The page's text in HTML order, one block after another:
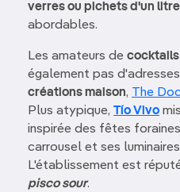
verres ou pichets d'un litre
abordables.
Les amateurs de cocktails
également pas
créations maison, The
Plus atypique, Tío Vivo
inspirée des fêtes
carrousel et ses
L'établissement est
pisco sour.